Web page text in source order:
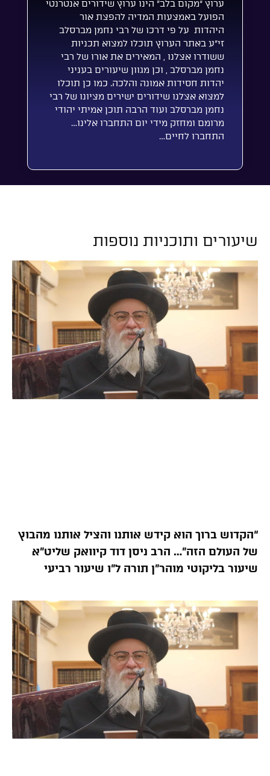
ערוץ “מקום בלב” הינו ערוץ שידורים אנטרנטי
הפועל באמצעות המדיה להפצת אור
היהדות על פי דרכו של רבי נחמן מברסלב
זי”ע באתר הערוץ תוכלו למצוא תכניות
ששודרו אצלנו , המאירים את אורו של רבי
נחמן מברסלב , וכן מגוון שיעורים בעניני
יהדות חסידות אמונה והלכה. כמו כן תוכלו
למצוא אצלנו שידורים ישירים מציונו של רבי
נחמן מברסלב ועוד הרבה תוכן אמיתי יהודי
מרומם ומחזק מידי יום התחברו אלינו…
התחברו לחיים…
שיעורים ותוכניות נוספות
“הקדוש ברוך הוא קידש אותנו והציל אותנו מהבוץ
של העולם הזה”… הרב ניסן דוד קיוואק שליט”א
שיעור בליקוטי מוהר”ן תורה ל”ו שיעור רביעי